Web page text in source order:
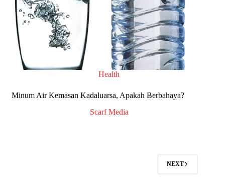
Health
Minum Air Kemasan Kadaluarsa, Apakah Berbahaya?
Scarf Media
NEXT